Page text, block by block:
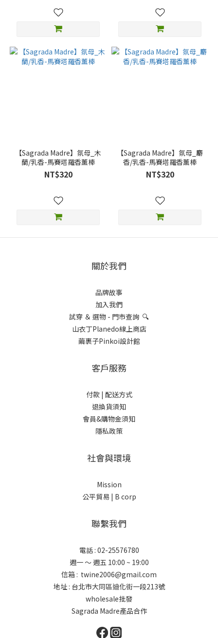
【Sagrada Madre】氛母_木
蘭/乳香-馬賽塔羅香薰棒
NT$320
【Sagrada Madre】氛母_麝
香/乳香-馬賽塔羅香薰棒
NT$320
關於我們
品牌故事
加入我們
試穿 ＆ 選物 - 門市查詢 🔍
山衣丁Planedo線上商店
繭裹子Pinkoi設計館
客戶服務
付款 | 配送方式
退換貨須知
會員&購物金須知
隱私政策
社會與環境
Mission
公平貿易 | B corp
聯繫我們
電話 : 02-25576780
週一 ～ 週五 10:00 ~ 19:00
信箱 : twine2006@gmail.com
地址 : 台北市大同區迪化街一段213號
wholesale批發
Sagrada Madre產品合作